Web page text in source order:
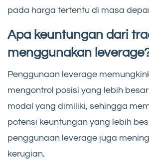
pada harga tertentu di masa
Apa keuntungan dari
menggunakan
Penggunaan leverage
mengontrol posisi yang lebih
modal yang dimiliki, sehingga
potensi keuntungan yang lebih
penggunaan leverage juga
kerugian.